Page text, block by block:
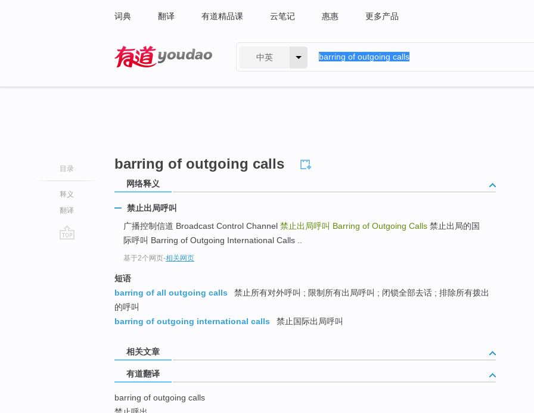
词典 翻译 有道精品课 云笔记 惠惠 更多产品
中英
目录
释义
翻译
barring of outgoing calls
网络释义
禁止出局呼叫
广播控制信道 Broadcast Control Channel 禁止出局呼叫 Barring of Outgoing Calls 禁止出局的国
际呼叫 Barring of Outgoing International Calls ..
基于2个网页-相关网页
短语
barring of all outgoing calls
禁止所有对外呼叫 ; 限制所有出局呼叫 ; 闭锁全部去话 ; 排除所有拨出
的呼叫
barring of outgoing international calls
禁止国际出局呼叫
相关文章
有道翻译
barring of outgoing calls